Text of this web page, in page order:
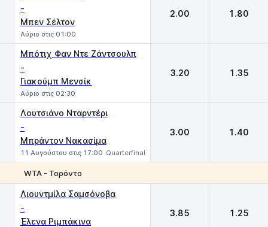
-
Μπεν Σέλτον
Αύριο στις 01:00
2.00 1.80
Μπότιχ Φαν Ντε Ζάντσουλπ
-
Γιακούμπ Μενσίκ
Αύριο στις 02:30
3.20 1.35
Λουτσιάνο Νταρντέρι
-
Μπράντον Νακασίμα
11 Αυγούστου στις 17:00 Quarterfinal
3.00 1.40
WTA - Τορόντο
Λιουντμίλα Σαμσόνοβα
-
Έλενα Ριμπάκινα
3.85 1.25